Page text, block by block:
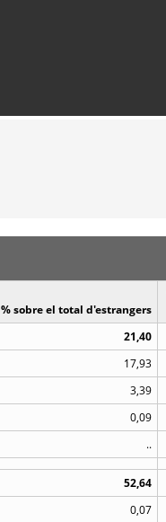
% sobre el total d'estrangers
21,40
17,93
3,39
0,09
..
52,64
0,07